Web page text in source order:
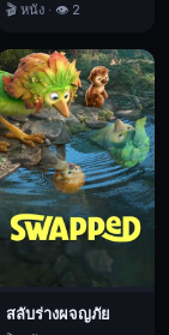
🎬 หนัง · 👁️ 2
สลับร่างผจญภัย